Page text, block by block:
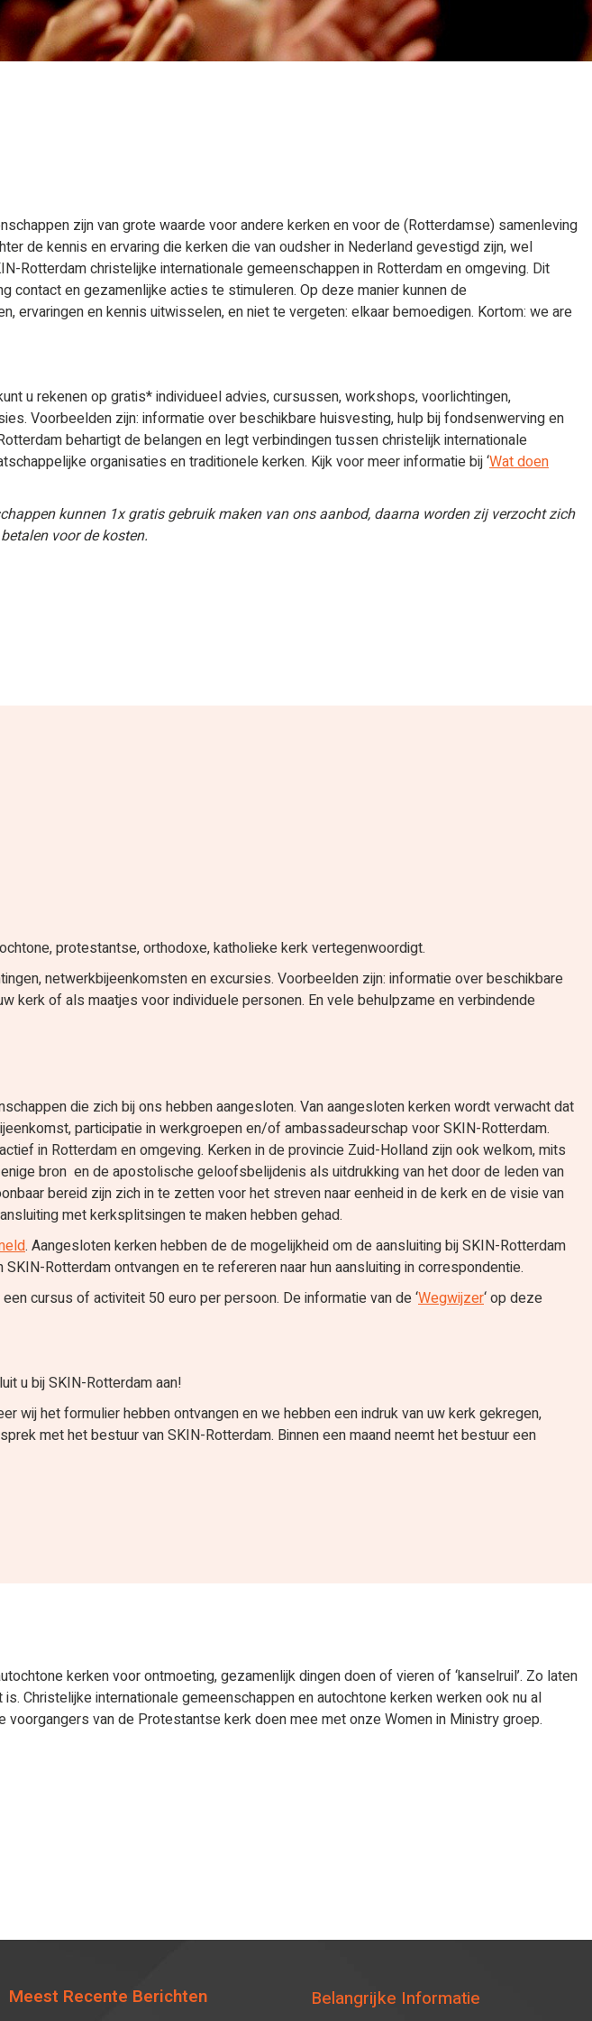
zijn van grote waarde voor andere kerken en voor de (Rotterdamse) samenleving
de kennis en ervaring die kerken die van oudsher in Nederland gevestigd zijn, wel
Rotterdam christelijke internationale gemeenschappen in Rotterdam en omgeving. Dit
contact en gezamenlijke acties te stimuleren. Op deze manier kunnen de
ervaringen en kennis uitwisselen, en niet te vergeten: elkaar bemoedigen. Kortom: we are
u rekenen op gratis* individueel advies, cursussen, workshops, voorlichtingen,
Voorbeelden zijn: informatie over beschikbare huisvesting, hulp bij fondsenwerving en
behartigt de belangen en legt verbindingen tussen christelijk internationale
organisaties en traditionele kerken. Kijk voor meer informatie bij ‘Wat doen
kunnen 1x gratis gebruik maken van ons aanbod, daarna worden zij verzocht zich
voor de kosten.
protestantse, orthodoxe, katholieke kerk vertegenwoordigt.
netwerkbijeenkomsten en excursies. Voorbeelden zijn: informatie over beschikbare
kerk of als maatjes voor individuele personen. En vele behulpzame en verbindende
die zich bij ons hebben aangesloten. Van aangesloten kerken wordt verwacht dat
participatie in werkgroepen en/of ambassadeurschap voor SKIN-Rotterdam.
in Rotterdam en omgeving. Kerken in de provincie Zuid-Holland zijn ook welkom, mits
bron en de apostolische geloofsbelijdenis als uitdrukking van het door de leden van
bereid zijn zich in te zetten voor het streven naar eenheid in de kerk en de visie van
met kerksplitsingen te maken hebben gehad.
. Aangesloten kerken hebben de de mogelijkheid om de aansluiting bij SKIN-Rotterdam
Rotterdam ontvangen en te refereren naar hun aansluiting in correspondentie.
cursus of activiteit 50 euro per persoon. De informatie van de ‘Wegwijzer‘ op deze
u bij SKIN-Rotterdam aan!
wij het formulier hebben ontvangen en we hebben een indruk van uw kerk gekregen,
met het bestuur van SKIN-Rotterdam. Binnen een maand neemt het bestuur een
kerken voor ontmoeting, gezamenlijk dingen doen of vieren of ‘kanselruil’. Zo laten
Christelijke internationale gemeenschappen en autochtone kerken werken ook nu al
van de Protestantse kerk doen mee met onze Women in Ministry groep.
Meest Recente Berichten Belangrijke Informatie